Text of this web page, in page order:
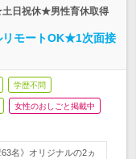
日祝休★男性育休取得
モートOK★1次面接
学歴不問
女性のおしごと掲載中
名》オリジナルの2ヵ